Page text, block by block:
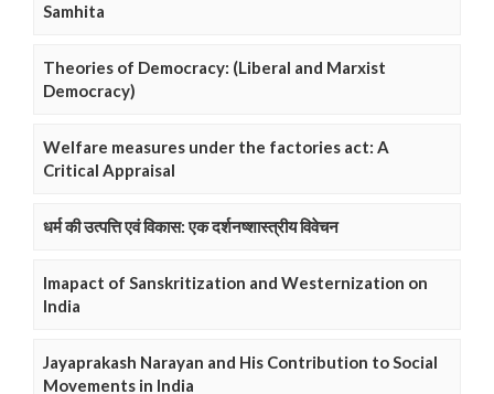
Samhita
Theories of Democracy: (Liberal and Marxist
Democracy)
Welfare measures under the factories act: A
Critical Appraisal
धर्म की उत्पत्ति एवं विकास: एक दर्शनष्शास्त्रीय विवेचन
Imapact of Sanskritization and Westernization on
India
Jayaprakash Narayan and His Contribution to Social
Movements in India